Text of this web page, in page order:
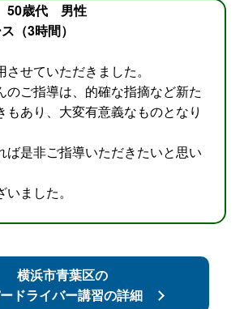
50歳代 男性
（3時間）
させていただきました。
のご指導は、的確な指摘など新た
もあり、大変有意義なものとなり
ば是非ご指導いただきたいと思い
ました。
横浜市青葉区の
ドライバー講習の詳細